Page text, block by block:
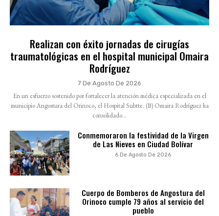
Realizan con éxito jornadas de cirugías
traumatológicas en el hospital municipal Omaira
Rodríguez
7 De Agosto De 2026
En un esfuerzo sostenido por fortalecer la atención médica especializada en el
municipio Angostura del Orinoco, el Hospital Subtte. (B) Omaira Rodríguez ha
consolidado...
Conmemoraron la festividad de la Virgen
de Las Nieves en Ciudad Bolívar
6 De Agosto De 2026
Cuerpo de Bomberos de Angostura del
Orinoco cumple 79 años al servicio del
pueblo